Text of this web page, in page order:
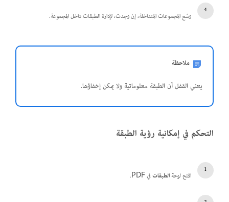
وسّع المجموعات المتداخلة، إن وجدت، لإدارة الطبقات داخل المجموعة.
ملاحظة
يعني القفل أن الطبقة معلوماتية ولا يمكن إخفاؤها.
التحكم في إمكانية رؤية الطبقة
افتح لوحةالطبقاتفي PDF.